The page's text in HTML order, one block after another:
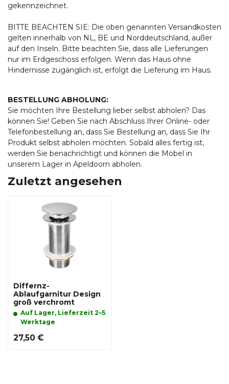
gekennzeichnet.
BITTE BEACHTEN SIE: Die oben genannten Versandkosten
gelten innerhalb von NL, BE und Norddeutschland, außer
auf den Inseln. Bitte beachten Sie, dass alle Lieferungen
nur im Erdgeschoss erfolgen. Wenn das Haus ohne
Hindernisse zugänglich ist, erfolgt die Lieferung im Haus.
BESTELLUNG ABHOLUNG:
Sie möchten Ihre Bestellung lieber selbst abholen? Das
können Sie! Geben Sie nach Abschluss Ihrer Online- oder
Telefonbestellung an, dass Sie Bestellung an, dass Sie Ihr
Produkt selbst abholen möchten. Sobald alles fertig ist,
werden Sie benachrichtigt und können die Möbel in
unserem Lager in Apeldoorn abholen.
Zuletzt angesehen
Differnz-
Ablaufgarnitur Design
groß verchromt
Auf Lager, Lieferzeit 2–5
Werktage
27,50 €